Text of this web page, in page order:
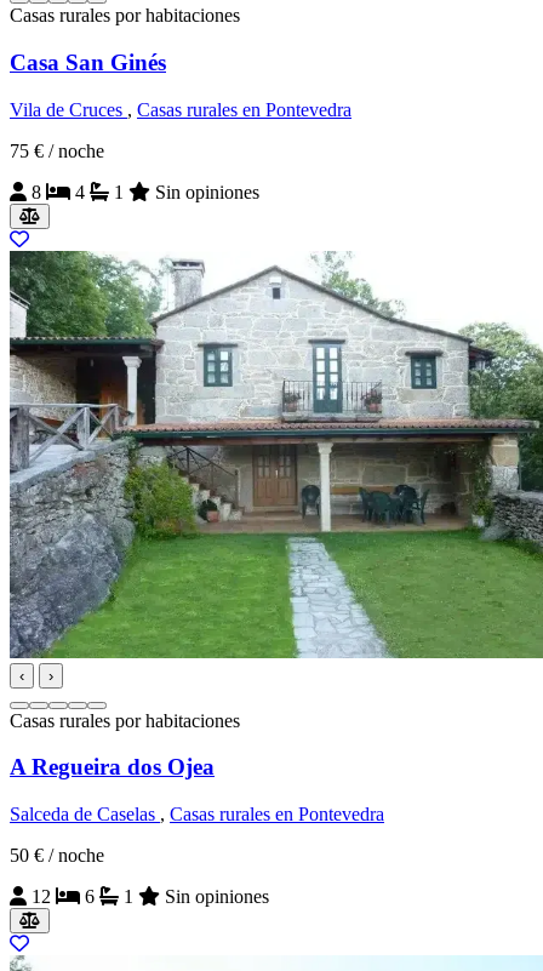
Casas rurales por habitaciones
Casa San Ginés
Vila de Cruces , Casas rurales en Pontevedra
75 € / noche
8
4 1 Sin opiniones
‹ ›
Casas rurales por habitaciones
A Regueira dos Ojea
Salceda de Caselas , Casas rurales en Pontevedra
50 € / noche
12
6 1 Sin opiniones